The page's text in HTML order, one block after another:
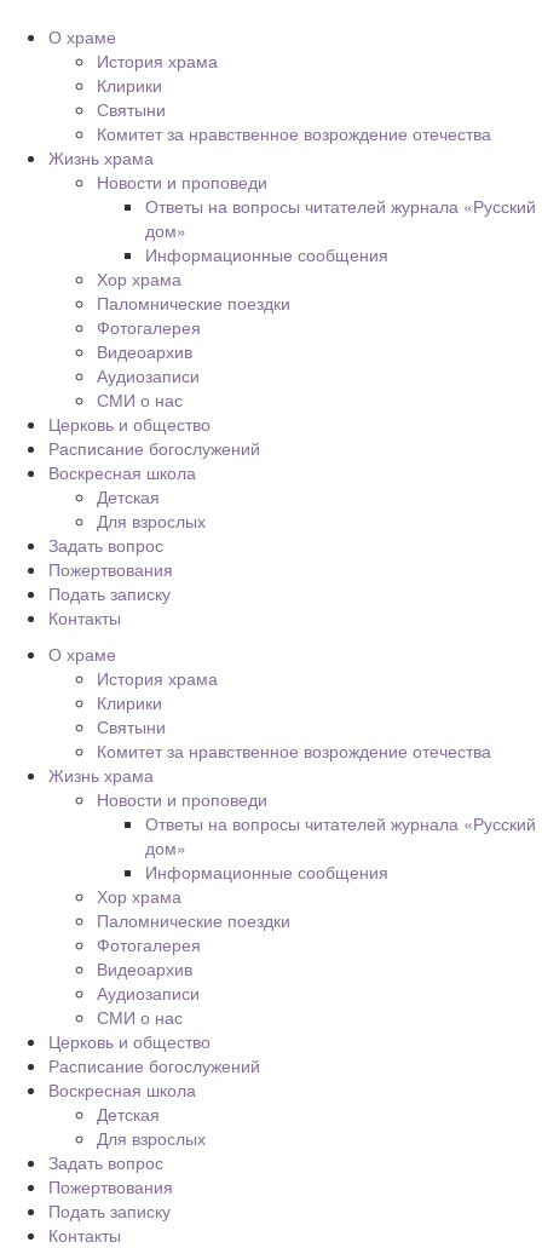
О храме
История храма
Клирики
Святыни
Комитет за нравственное возрождение отечества
Жизнь храма
Новости и проповеди
Ответы на вопросы читателей журнала «Русский
дом»
Информационные сообщения
Хор храма
Паломнические поездки
Фотогалерея
Видеоархив
Аудиозаписи
СМИ о нас
Церковь и общество
Расписание богослужений
Воскресная школа
Детская
Для взрослых
Задать вопрос
Пожертвования
Подать записку
Контакты
О храме
История храма
Клирики
Святыни
Комитет за нравственное возрождение отечества
Жизнь храма
Новости и проповеди
Ответы на вопросы читателей журнала «Русский
дом»
Информационные сообщения
Хор храма
Паломнические поездки
Фотогалерея
Видеоархив
Аудиозаписи
СМИ о нас
Церковь и общество
Расписание богослужений
Воскресная школа
Детская
Для взрослых
Задать вопрос
Пожертвования
Подать записку
Контакты